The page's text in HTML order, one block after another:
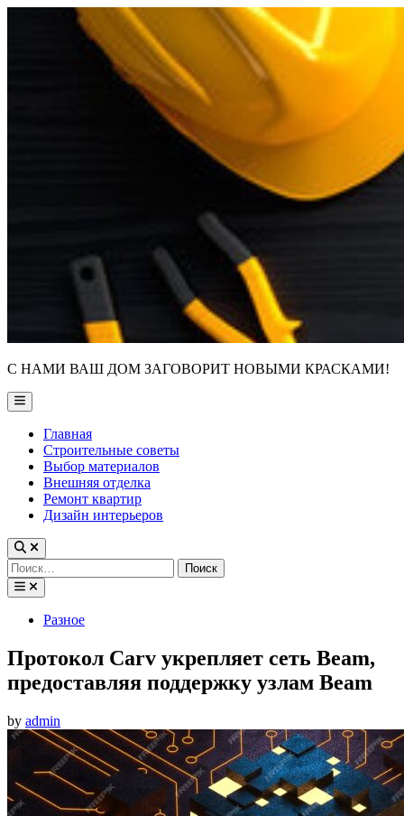
С НАМИ ВАШ ДОМ ЗАГОВОРИТ НОВЫМИ КРАСКАМИ!
Main
Menu
Главная
Строительные советы
Выбор материалов
Внешняя отделка
Ремонт квартир
Дизайн интерьеров
Найти:
PostedРазное
Протокол Carv укрепляет сеть Beam,
предоставляя поддержку узлам Beam
by admin